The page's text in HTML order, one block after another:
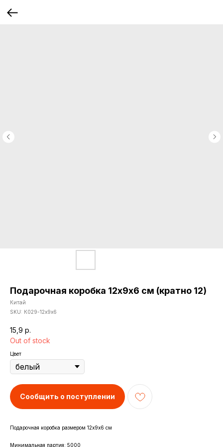
Подарочная коробка 12х9х6 см (кратно 12)
Китай
SKU: К029-12х9х6
15,9 р.
Out of stock
Цвет
Сообщить о поступлении
Подарочная коробка размером 12х9х6 см
Минимальная партия: 5000